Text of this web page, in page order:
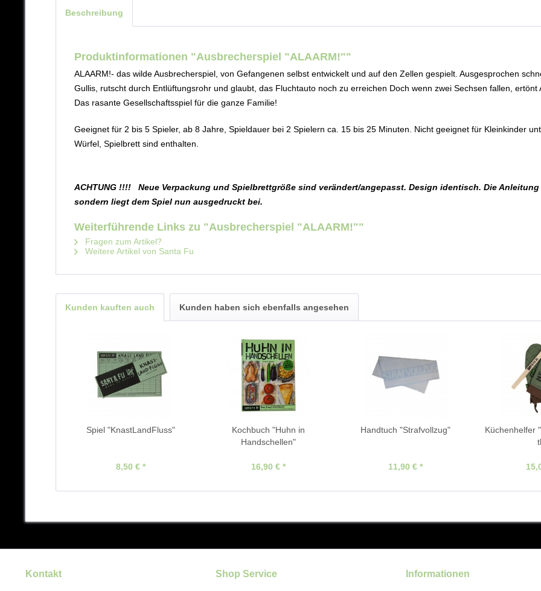
Beschreibung
Produktinformationen "Ausbrecherspiel "ALAARM!""
ALAARM!- das wilde Ausbrecherspiel, von Gefangenen selbst entwickelt und auf den Zellen gespielt. Ausgesprochen
Gullis, rutscht durch Entlüftungsrohr und glaubt, das Fluchtauto noch zu erreichen Doch wenn zwei Sechsen fallen,
Das rasante Gesellschaftsspiel für die ganze Familie!
Geeignet für 2 bis 5 Spieler, ab 8 Jahre, Spieldauer bei 2 Spielern ca. 15 bis 25 Minuten. Nicht geeignet für Kleinkinder
Würfel, Spielbrett sind enthalten.
ACHTUNG !!!!   Neue Verpackung und Spielbrettgröße sind verändert/angepasst. Design identisch. Die
sondern liegt dem Spiel nun ausgedruckt bei.
Weiterführende Links zu "Ausbrecherspiel "ALAARM!""
Fragen zum Artikel?
Weitere Artikel von Santa Fu
Kunden kauften auch Kunden haben sich ebenfalls angesehen
Spiel "KnastLandFluss"
8,50 € *
Kochbuch "Huhn in
Handschellen"
16,90 € *
Handtuch "Strafvollzug"
11,90 € *
Küchenhelfer
Kontakt Shop Service Informationen